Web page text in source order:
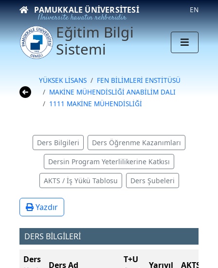
PAMUKKALE ÜNIVERSITESI
Üniversite hayatın rehberidir
EN
Eğitim Bilgi
Sistemi
YÜKSEK LİSANS
FEN BİLİMLERİ ENSTİTÜSÜ
MAKİNE MÜHENDİSLİĞİ ANABİLİM DALI
1111 MAKİNE MÜHENDİSLİĞİ
Ders Bilgileri Ders Öğrenme Kazanımları
Dersin Program Yeterlilikerine Katkısı
AKTS / İş Yükü Tablosu Ders Şubeleri
Yazdır
DERS BİLGİLERİ
Ders
Ders Ad
T+U
Yarıyıl AKTS